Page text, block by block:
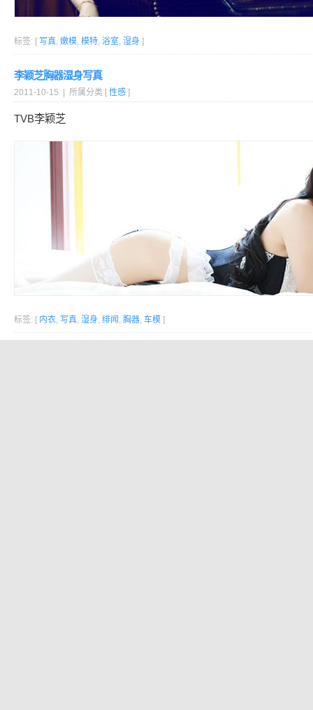
标签: [ 写真, 嫩模, 模特, 浴室, 湿身 ]
李颖芝胸器湿身写真
2011-10-15 | 所属分类 [ 性感 ]
TVB李颖芝
标签: [ 内衣, 写真, 湿身, 绯闻 , 胸器, 车模 ]